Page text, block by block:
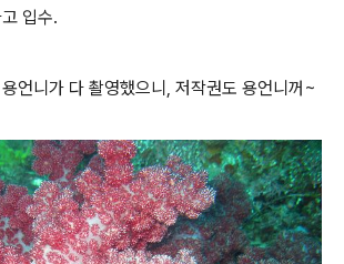
입수.
언니가 다 촬영했으니, 저작권도 용언니꺼~